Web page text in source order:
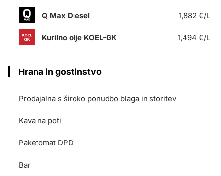
Q Max Diesel 1,882 €/L
Kurilno olje KOEL-GK 1,494 €/L
Hrana in gostinstvo
Prodajalna s široko ponudbo blaga in storitev
Kava na poti
Paketomat DPD
Bar